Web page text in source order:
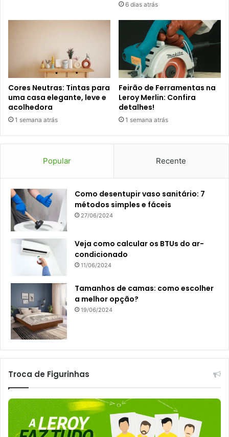
6 dias atrás
Cores Neutras: Tintas para
uma casa elegante, leve e
acolhedora
1 semana atrás
Feirão de Ferramentas na
Leroy Merlin: Confira
detalhes!
1 semana atrás
Popular Recente
Como desentupir vaso sanitário: 7
métodos simples e fáceis
27/06/2024
Veja como calcular os BTUs do ar-
condicionado
11/06/2024
Tamanhos de camas: como escolher
a melhor opção?
19/06/2024
Troca de Figurinhas